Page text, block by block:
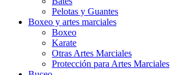
Pelotas y Guantes
Boxeo y artes marciales
Boxeo
Karate
Otras Artes Marciales
Protección para Artes Marciales